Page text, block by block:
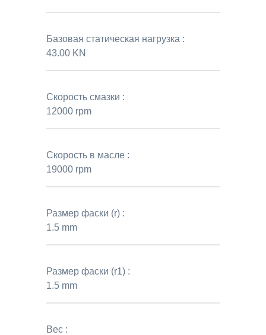
Базовая статическая нагрузка :
43.00 KN
Скорость смазки :
12000 rpm
Скорость в масле :
19000 rpm
Размер фаски (r) :
1.5 mm
Размер фаски (r1) :
1.5 mm
Вес :